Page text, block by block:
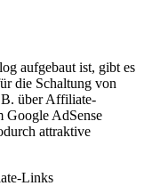
aufgebaut ist, gibt es
die Schaltung von
über Affiliate-
Google AdSense
attraktive
Links